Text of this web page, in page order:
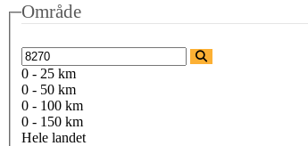
Område
0 - 25 km
0 - 50 km
0 - 100 km
0 - 150 km
Hele landet